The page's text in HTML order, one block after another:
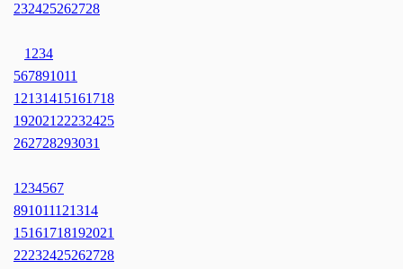
232425262728
1 234
567891011
12131415161718
192021 22232425
262728293031
1 234567
891011121314
15161718192021
22232425262728